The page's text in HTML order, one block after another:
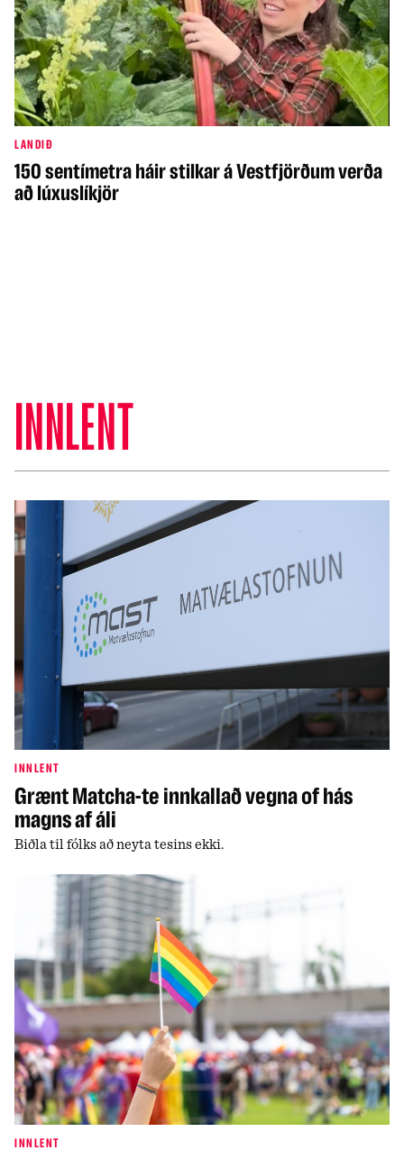
LANDIÐ
150 sentímetra háir stilkar á Vestfjörðum verða
að lúxuslíkjör
INNLENT
INNLENT
Grænt Matcha-te innkallað vegna of hás
magns af áli
Biðla til fólks að neyta tesins ekki.
INNLENT